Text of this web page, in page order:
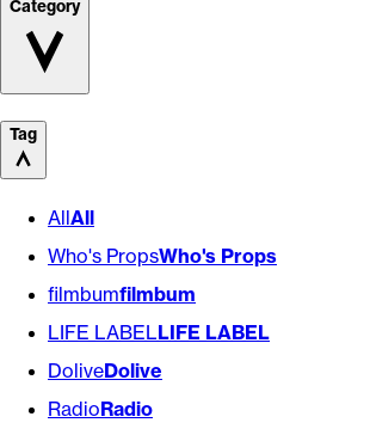
Category
Tag
AllAll
Who's PropsWho's Props
filmbumfilmbum
LIFE LABELLIFE LABEL
DoliveDolive
RadioRadio